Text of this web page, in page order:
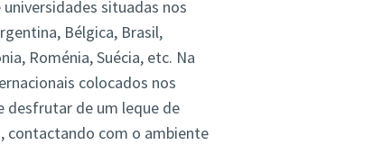
situadas nos
Bélgica, Brasil,
Roménia, Suécia, etc. Na
colocados nos
de um leque de
contactando com o ambiente